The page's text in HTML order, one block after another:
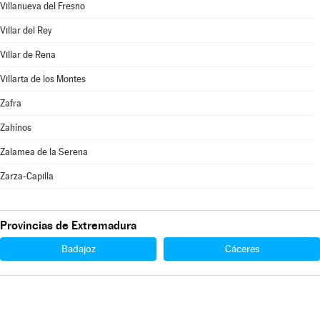
Villanueva del Fresno
Villar del Rey
Villar de Rena
Villarta de los Montes
Zafra
Zahínos
Zalamea de la Serena
Zarza-Capilla
Provincias de Extremadura
Badajoz Cáceres